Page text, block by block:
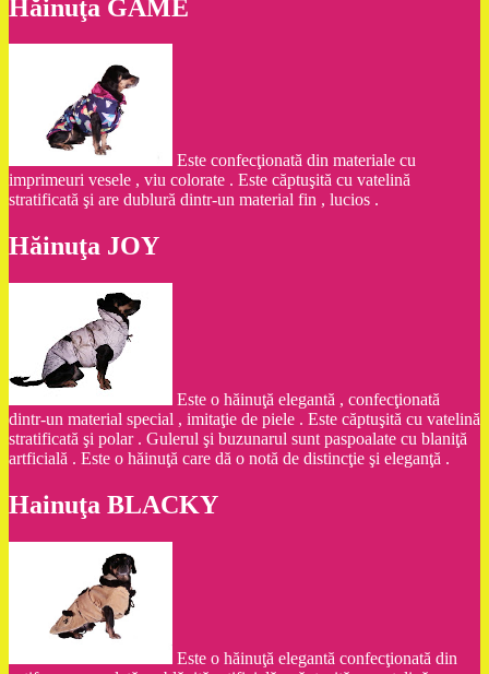
Hăinuţa GAME
Este confecţionată din materiale cu
imprimeuri vesele , viu colorate . Este căptuşită cu vatelină
stratificată şi are dublură dintr-un material fin , lucios .
Hăinuţa JOY
Este o hăinuţă elegantă , confecţionată
dintr-un material special , imitaţie de piele . Este căptuşită cu vatelină
stratificată şi polar . Gulerul şi buzunarul sunt paspoalate cu blaniţă
artficială . Este o hăinuţă care dă o notă de distincţie şi eleganţă .
Hainuţa BLACKY
Este o hăinuţă elegantă confecţionată din